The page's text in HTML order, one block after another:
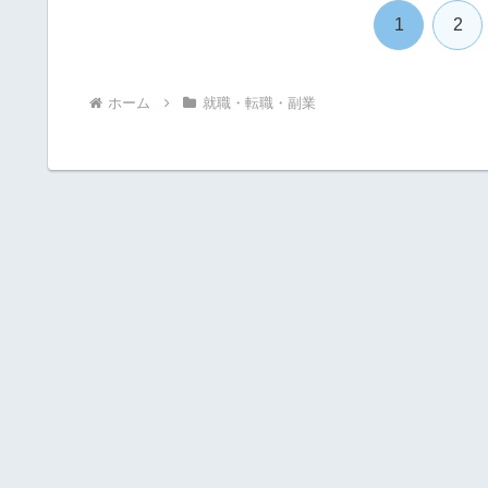
1 2
ホーム 就職・転職・副業